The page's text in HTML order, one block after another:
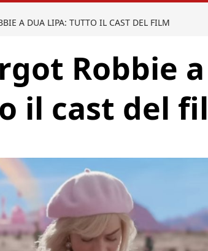
A DUA LIPA: TUTTO IL CAST DEL FILM
Robbie a
il cast del